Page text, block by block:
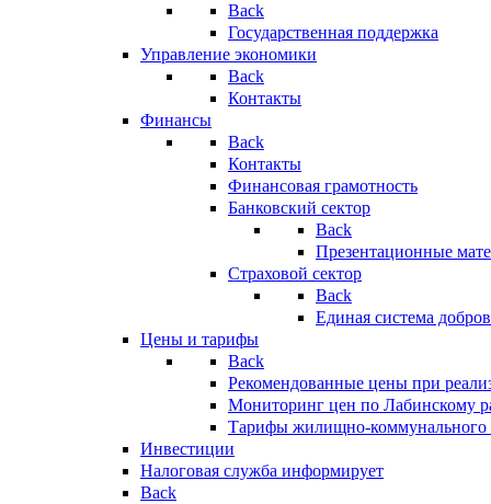
Back
Государственная поддержка
Управление экономики
Back
Контакты
Финансы
Back
Контакты
Финансовая грамотность
Банковский сектор
Back
Презентационные
Страховой сектор
Back
Единая система
Цены и тарифы
Back
Рекомендованные цены при
Мониторинг цен по Лабинскому
Тарифы жилищно-коммунального
Инвестиции
Налоговая служба информирует
Back